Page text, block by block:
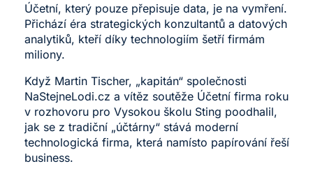
Účetní, který pouze přepisuje data, je na vymření.
Přichází éra strategických konzultantů a datových
analytiků, kteří díky technologiím šetří firmám
miliony.
Když Martin Tischer, „kapitán“ společnosti
NaStejneLodi.cz a vítěz soutěže Účetní firma roku
v rozhovoru pro Vysokou školu Sting poodhalil,
jak se z tradiční „účtárny“ stává moderní
technologická firma, která namísto papírování řeší
business.